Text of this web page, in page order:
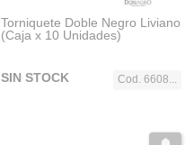
Torniquete Doble Negro Liviano
(Caja x 10 Unidades)
Cod. 6608...
SIN STOCK